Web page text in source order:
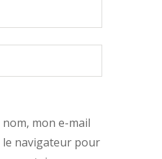
mon e-mail
navigateur pour